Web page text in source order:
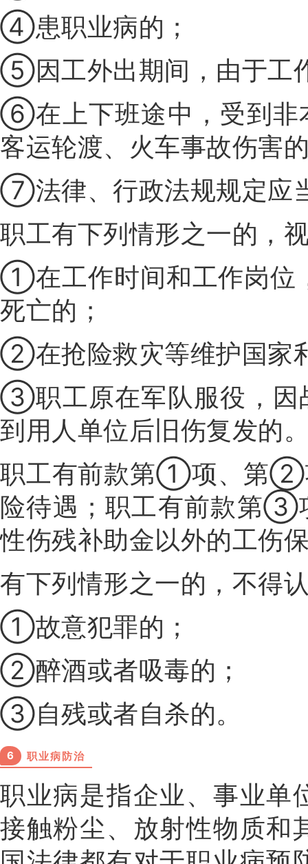
④患职业病的；
⑤因工外出期间，由于工
⑥在上下班途中，受到非
客运轮渡、火车事故伤害
⑦法律、行政法规规定应
职工有下列情形之一的，
①在工作时间和工作岗位
死亡的；
②在抢险救灾等维护国家
③职工原在军队服役，因
到用人单位后旧伤复发的
职工有前款第①项、第②
险待遇；职工有前款第③
性伤残补助金以外的工伤
有下列情形之一的，不得
①故意犯罪的；
②醉酒或者吸毒的；
③自残或者自杀的。
6 职业病防治
职业病是指企业、事业单
接触粉尘、放射性物质和